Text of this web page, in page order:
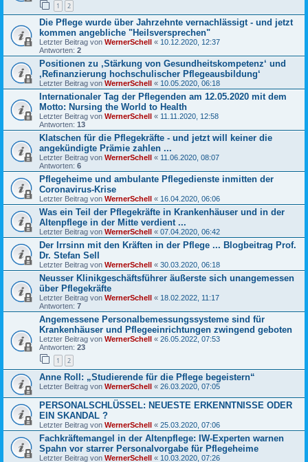
1 2
Die Pflege wurde über Jahrzehnte vernachlässigt - und jetzt
kommen angebliche "Heilsversprechen"
Letzter Beitrag von WernerSchell « 10.12.2020, 12:37
Antworten: 2
Positionen zu ‚Stärkung von Gesundheitskompetenz‘ und
‚Refinanzierung hochschulischer Pflegeausbildung‘
Letzter Beitrag von WernerSchell « 10.05.2020, 06:18
Internationaler Tag der Pflegenden am 12.05.2020 mit dem
Motto: Nursing the World to Health
Letzter Beitrag von WernerSchell « 11.11.2020, 12:58
Antworten: 13
Klatschen für die Pflegekräfte - und jetzt will keiner die
angekündigte Prämie zahlen ...
Letzter Beitrag von WernerSchell « 11.06.2020, 08:07
Antworten: 6
Pflegeheime und ambulante Pflegedienste inmitten der
Coronavirus-Krise
Letzter Beitrag von WernerSchell « 16.04.2020, 06:06
Was ein Teil der Pflegekräfte in Krankenhäuser und in der
Altenpflege in der Mitte verdient ...
Letzter Beitrag von WernerSchell « 07.04.2020, 06:42
Der Irrsinn mit den Kräften in der Pflege ... Blogbeitrag Prof.
Dr. Stefan Sell
Letzter Beitrag von WernerSchell « 30.03.2020, 06:18
Neusser Klinikgeschäftsführer äußerste sich unangemessen
über Pflegekräfte
Letzter Beitrag von WernerSchell « 18.02.2022, 11:17
Antworten: 7
Angemessene Personalbemessungssysteme sind für
Krankenhäuser und Pflegeeinrichtungen zwingend geboten
Letzter Beitrag von WernerSchell « 26.05.2022, 07:53
Antworten: 23
1 2
Anne Roll: „Studierende für die Pflege begeistern“
Letzter Beitrag von WernerSchell « 26.03.2020, 07:05
PERSONALSCHLÜSSEL: NEUESTE ERKENNTNISSE ODER
EIN SKANDAL ?
Letzter Beitrag von WernerSchell « 25.03.2020, 07:06
Fachkräftemangel in der Altenpflege: IW-Experten warnen
Spahn vor starrer Personalvorgabe für Pflegeheime
Letzter Beitrag von WernerSchell « 10.03.2020, 07:26